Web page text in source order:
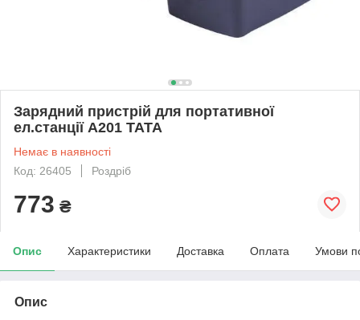
Зарядний пристрій для портативної
ел.станції A201 TATA
Немає в наявності
Код: 26405
Роздріб
773 ₴
Опис Характеристики Доставка Оплата Умови
Опис